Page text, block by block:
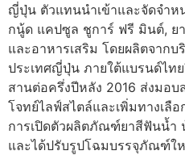
ญี่ปุ่น ตัวแทนนำเข้าและจัดจำ
กนู้ด แคปซูล ชูการ์ ฟรี มินต์, ย
และอาหารเสริม โดยผลิตจาก
ประเทศญี่ปุ่น ภายใต้แบรนด์ไท
สานต่อครึ่งปีหลัง 2016 ส่งมอ
โจทย์ไลฟ์สไตล์และเพิ่มทางเลื
การเปิดตัวผลิตภัณฑ์ยาสีฟันน้ำ
และได้ปรับรูปโฉมบรรจุภัณฑ์ใ